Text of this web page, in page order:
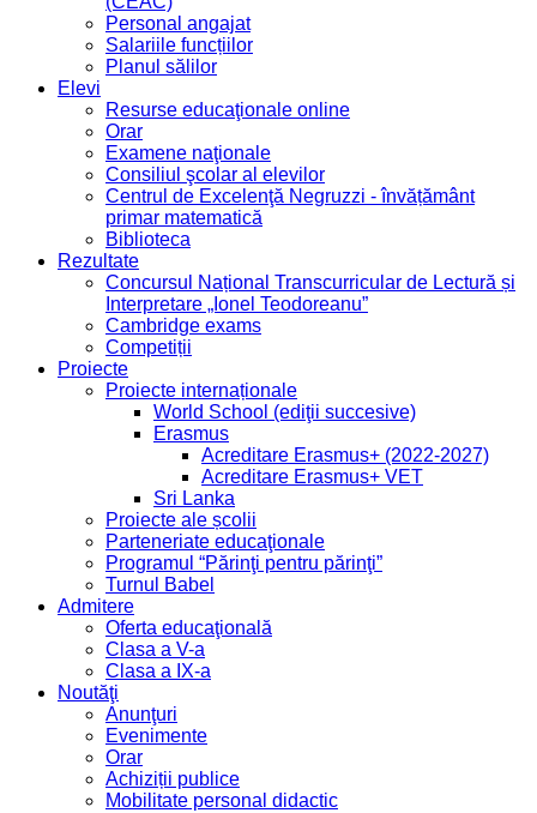
Personal angajat
Salariile funcțiilor
Planul sălilor
Elevi
Resurse educaţionale online
Orar
Examene naţionale
Consiliul şcolar al elevilor
Centrul de Excelenţă Negruzzi - învățământ
primar matematică
Biblioteca
Rezultate
Concursul Național Transcurricular de Lectură și
Interpretare „Ionel Teodoreanu”
Cambridge exams
Competiții
Proiecte
Proiecte internaționale
World School (ediţii succesive)
Erasmus
Acreditare Erasmus+ (2022-2027)
Acreditare Erasmus+ VET
Sri Lanka
Proiecte ale școlii
Parteneriate educaţionale
Programul “Părinţi pentru părinţi”
Turnul Babel
Admitere
Oferta educaţională
Clasa a V-a
Clasa a IX-a
Noutăţi
Anunţuri
Evenimente
Orar
Achiziții publice
Mobilitate personal didactic